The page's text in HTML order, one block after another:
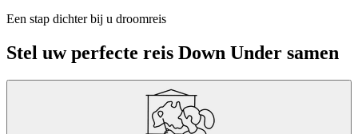
Een stap dichter bij u droomreis
Stel uw perfecte reis Down Under samen